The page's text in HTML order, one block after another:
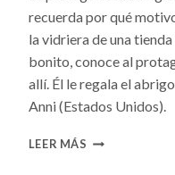
recuerda por qué
la vidriera de una
bonito, conoce al
allí. Él le regala el
Anni (Estados Unidos).
LEER MÁS CONSULTA